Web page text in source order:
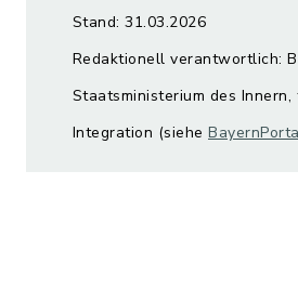
Stand: 31.03.2026
Redaktionell verantwortlich:
Staatsministerium des
Integration (siehe